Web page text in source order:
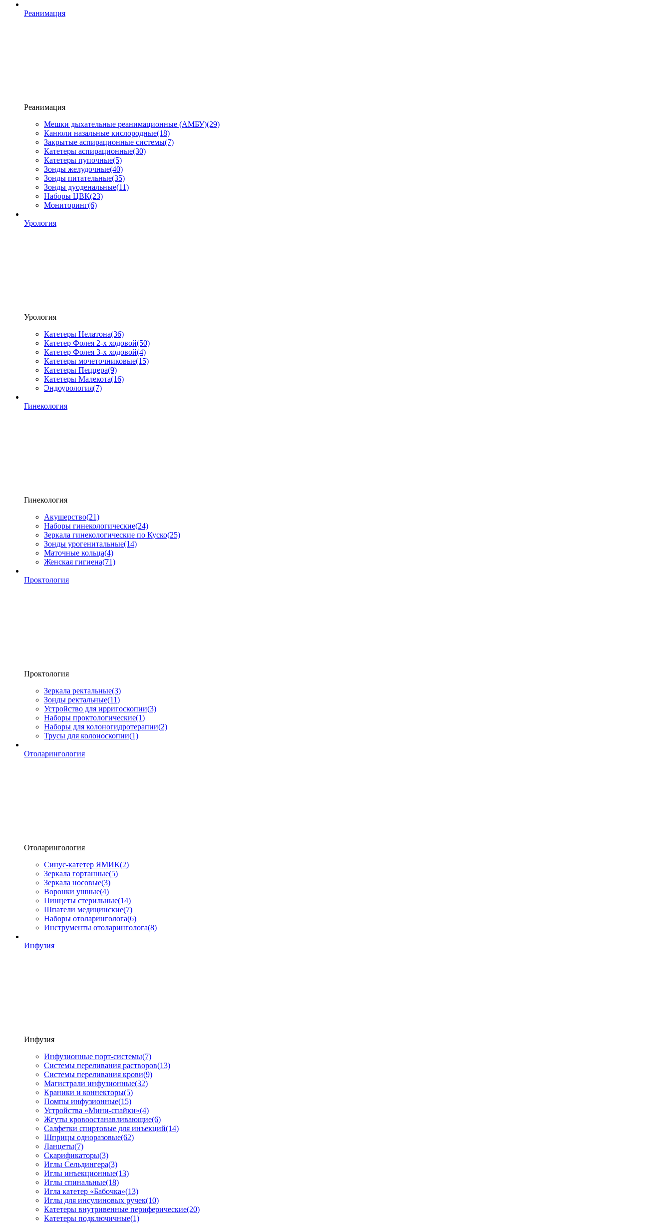
Реанимация
Реанимация
Мешки дыхательные реанимационные (АМБУ)(29)
Канюли назальные кислородные(18)
Закрытые аспирационные системы(7)
Катетеры аспирационные(30)
Катетеры пупочные(5)
Зонды желудочные(40)
Зонды питательные(35)
Зонды дуоденальные(11)
Наборы ЦВК(23)
Мониторинг(6)
Урология
Урология
Катетеры Нелатона(36)
Катетер Фолея 2-х ходовой(50)
Катетер Фолея 3-х ходовой(4)
Катетеры мочеточниковые(15)
Катетеры Пеццера(9)
Катетеры Малекота(16)
Эндоурология(7)
Гинекология
Гинекология
Акушерство(21)
Наборы гинекологические(24)
Зеркала гинекологические по Куско(25)
Зонды урогенитальные(14)
Маточные кольца(4)
Женская гигиена(71)
Проктология
Проктология
Зеркала ректальные(3)
Зонды ректальные(11)
Устройство для ирригоскопии(3)
Наборы проктологические(1)
Наборы для колоногидротерапии(2)
Трусы для колоноскопии(1)
Отоларингология
Отоларингология
Синус-катетер ЯМИК(2)
Зеркала гортанные(5)
Зеркала носовые(3)
Воронки ушные(4)
Пинцеты стерильные(14)
Шпатели медицинские(7)
Наборы отоларинголога(6)
Инструменты отоларинголога(8)
Инфузия
Инфузия
Инфузионные порт-системы(7)
Системы переливания растворов(13)
Системы переливания крови(9)
Магистрали инфузионные(32)
Краники и коннекторы(5)
Помпы инфузионные(15)
Устройства «Мини-спайки»(4)
Жгуты кровоостанавливающие(6)
Салфетки спиртовые для инъекций(14)
Шприцы одноразовые(62)
Ланцеты(7)
Скарификаторы(3)
Иглы Сельдингера(3)
Иглы инъекционные(13)
Иглы спинальные(18)
Игла катетер «Бабочка»(13)
Иглы для инсулиновых ручек(10)
Катетеры внутривенные периферические(20)
Катетеры подключичные(1)